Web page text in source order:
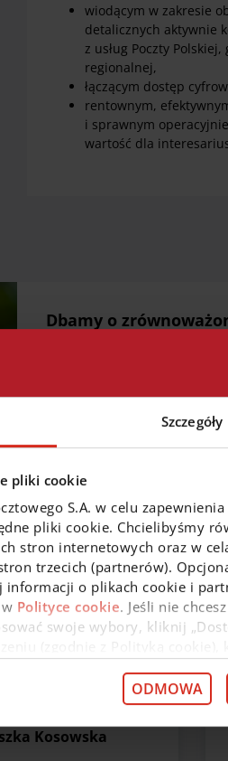
Szczegóły
pliki cookie
S.A. w celu
pliki cookie. Chcielibyśmy
stron internetowych oraz w
trzecich (partnerów).
informacji o plikach cookie i
Polityce cookie. Jeśli nie
swoje wybory, kliknij
w związku z
ODMOWA
wiodącym w zakresie
detalicznych aktywnie
z usług Poczty Polskiej,
regionalnej,
łączącym dostęp
rentownym,
i sprawnym
wartość dla
Dbamy o
Społeczna
Banku Pocztowego.
społeczeństwa, a także w
Czytaj więcej
Kosowska